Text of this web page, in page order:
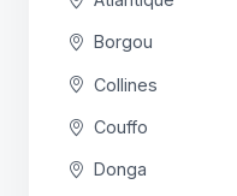
Borgou
Collines
Couffo
Donga